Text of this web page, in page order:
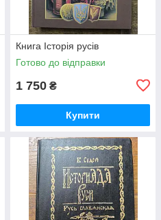
Книга Історія русiв
Готово до відправки
1 750 ₴
Купити